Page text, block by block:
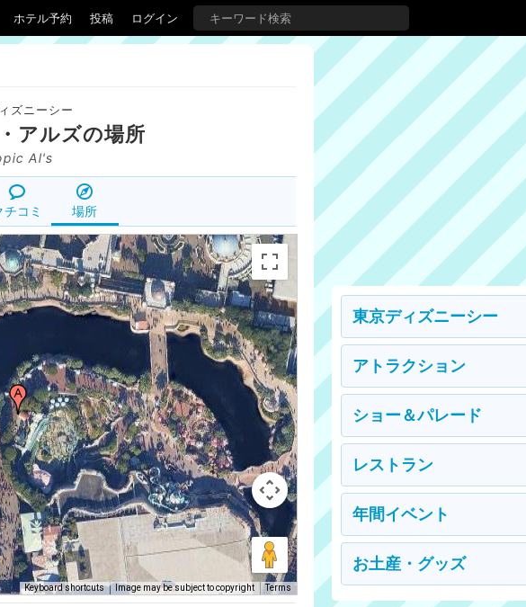
ホテル予約 投稿 ログイン
ズニーシー
アルズの場所
Al's
チコミ 場所
Keyboard shortcuts Image may be subject to copyright Terms
東京ディズニーシー
アトラクション
ショー＆パレード
レストラン
年間イベント
お土産・グッズ